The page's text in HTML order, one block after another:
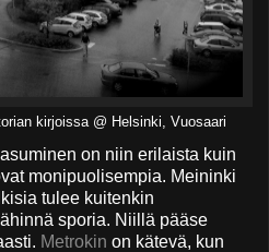
kirjoissa @ Helsinki, Vuosaari
on niin erilaista kuin
monipuolisempia. Meininki
tulee kuitenkin
sporia. Niillä pääse
Metrokin on kätevä, kun